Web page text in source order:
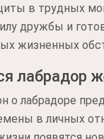
в трудных
дружбы и
жизненных
лабрадор
о лабрадоре
в личных